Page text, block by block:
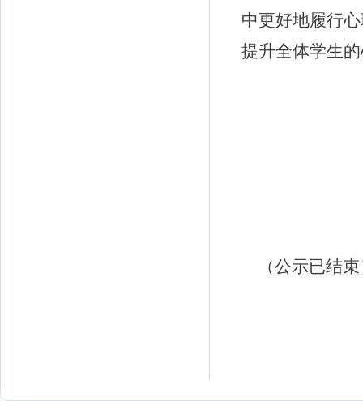
中更好地履行
提升全体学生
（公示已结束